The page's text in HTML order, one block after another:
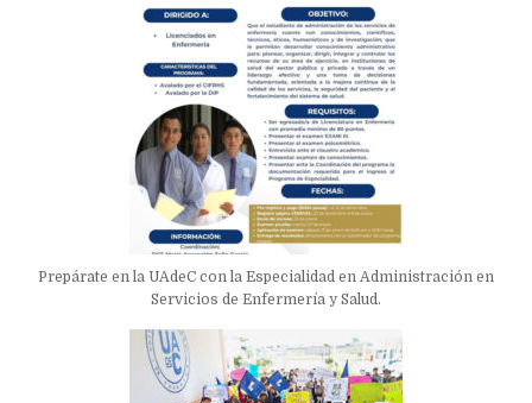
Prepárate en la UAdeC con la Especialidad en Administración en
Servicios de Enfermería y Salud.